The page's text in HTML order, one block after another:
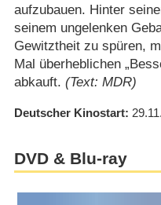
aufzubauen. Hinter
seinem ungelenken
Gewitztheit zu spüren,
Mal überheblichen
abkauft. (Text: MDR)
Deutscher Kinostart
DVD & Blu-ray